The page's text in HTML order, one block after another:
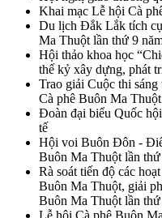
Khai mạc Lễ hội Cà
Du lịch Đắk Lắk tích
Ma Thuột lần thứ 9
Hội thảo khoa học
thế kỷ xây dựng, phát
Trao giải Cuộc thi
Cà phê Buôn Ma Thuột
Đoàn đại biểu Quốc
tế
Hội voi Buôn Đôn -
Buôn Ma Thuột lần
Rà soát tiến độ các
Buôn Ma Thuột, giải
Buôn Ma Thuột lần